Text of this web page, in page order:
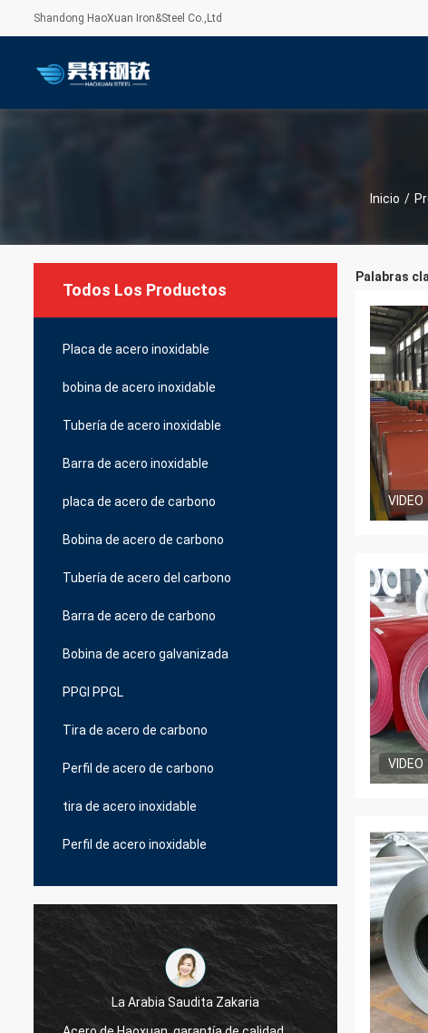
Shandong HaoXuan Iron&Steel Co.,Ltd
Inicio /
Todos Los Productos
Placa de acero inoxidable
bobina de acero inoxidable
Tubería de acero inoxidable
Barra de acero inoxidable
placa de acero de carbono
Bobina de acero de carbono
Tubería de acero del carbono
Barra de acero de carbono
Bobina de acero galvanizada
PPGI PPGL
Tira de acero de carbono
Perfil de acero de carbono
tira de acero inoxidable
Perfil de acero inoxidable
La Arabia Saudita Zakaria
Palabras
VIDEO
VIDEO